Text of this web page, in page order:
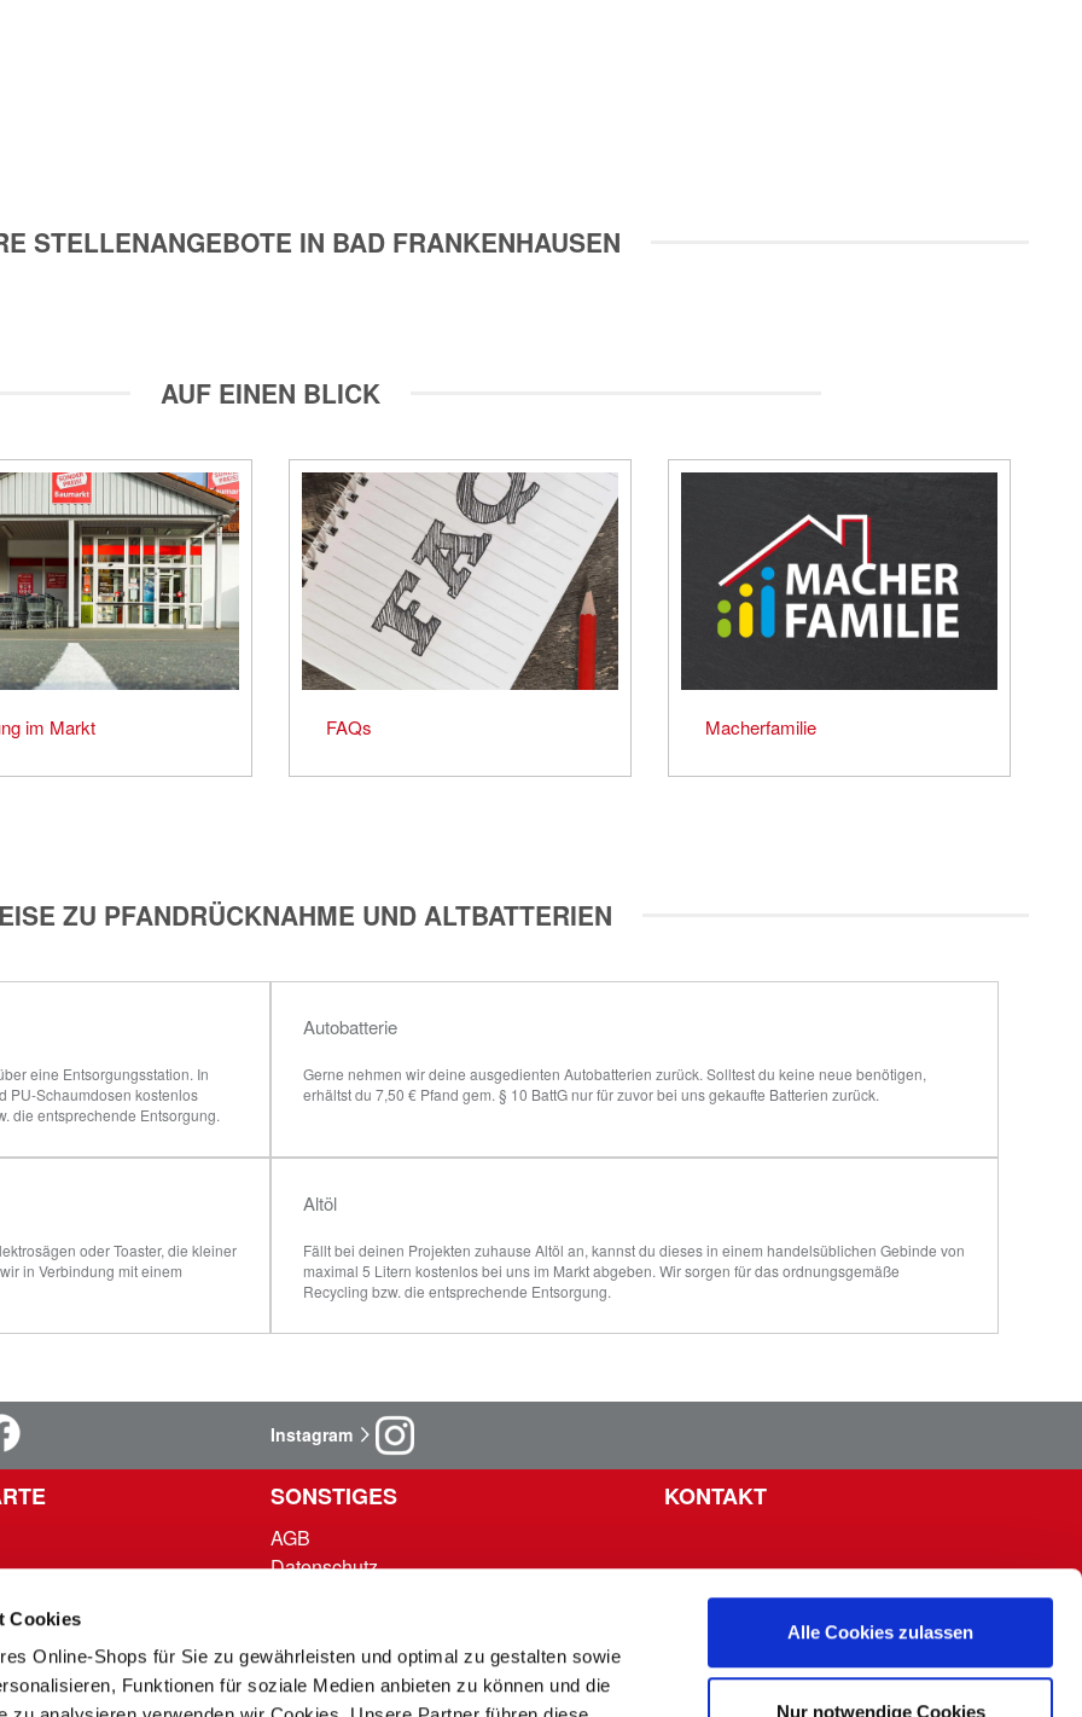
Cookies
Online-Shops für Sie zu gewährleisten und optimal zu gestalten sowie
Funktionen für soziale Medien anbieten zu können und die
Alle Cookies zulassen
Nur notwendige Cookies
STELLENANGEBOTE IN BAD FRANKENHAUSEN
AUF EINEN BLICK
im Markt FAQs Macherfamilie
ZU PFANDRÜCKNAHME UND ALTBATTERIEN
eine Entsorgungsstation. In
PU-Schaumdosen kostenlos
die entsprechende Entsorgung.
Autobatterie
Gerne nehmen wir deine ausgedienten Autobatterien zurück. Solltest du keine neue benötigen,
erhältst du 7,50 € Pfand gem. § 10 BattG nur für zuvor bei uns gekaufte Batterien zurück.
oder Toaster, die kleiner
in Verbindung mit einem
Altöl
Fällt bei deinen Projekten zuhause Altöl an, kannst du dieses in einem handelsüblichen Gebinde von
maximal 5 Litern kostenlos bei uns im Markt abgeben. Wir sorgen für das ordnungsgemäße
Recycling bzw. die entsprechende Entsorgung.
Instagram
SONSTIGES
AGB
Datenschutz
UNTERNEHMEN
KONTAKT